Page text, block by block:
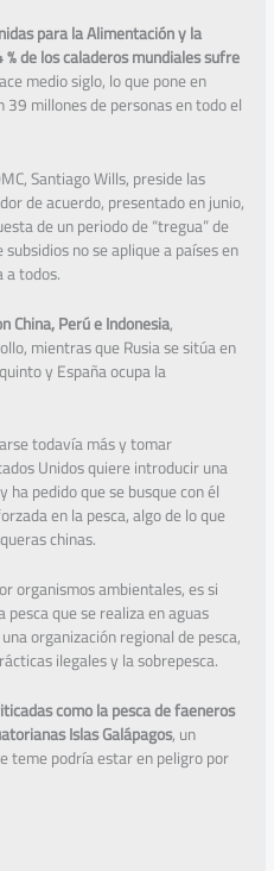
para la Alimentación y la
de los caladeros mundiales sufre
medio siglo, lo que pone en
millones de personas en todo el
Santiago Wills, preside las
de acuerdo, presentado en junio,
de un periodo de “tregua” de
no se aplique a países en
todos.
China, Perú e Indonesia,
mientras que Rusia se sitúa en
y España ocupa la
todavía más y tomar
Unidos quiere introducir una
pedido que se busque con él
en la pesca, algo de lo que
chinas.
organismos ambientales, es si
que se realiza en aguas
organización regional de pesca,
ilegales y la sobrepesca.
como la pesca de faeneros
Islas Galápagos, un
teme podría estar en peligro por